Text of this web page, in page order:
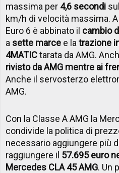
massima per 4,6 secondi
km/h di velocità massima.
Euro 6 è abbinato il cambio
a sette marce e latrazione
4MATICtarata da AMG.
rivisto da AMG mentre ai
Anche il servosterzo
AMG.
Con la Classe A AMG la
condivide la politica di
necessario aggiungere più
raggiungere il 57.695 euro
Mercedes CLA 45 AMG. Un